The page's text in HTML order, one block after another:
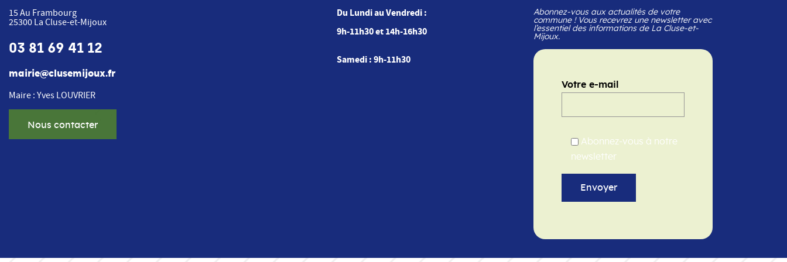
15 Au Frambourg
25300 La Cluse-et-Mijoux
03 81 69 41 12
mairie@clusemijoux.fr
Maire : Yves LOUVRIER
Nous contacter
Du Lundi au Vendredi :
9h-11h30 et 14h-16h30
Samedi : 9h-11h30
Abonnez-vous aux actualités de votre
commune ! Vous recevrez une newsletter avec
l’essentiel des informations de La Cluse-et-
Mijoux.
Votre e-mail
Abonnez-vous à notre
newsletter